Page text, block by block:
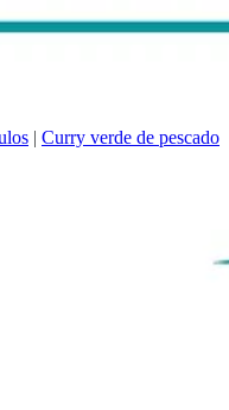
| Curry verde de pescado